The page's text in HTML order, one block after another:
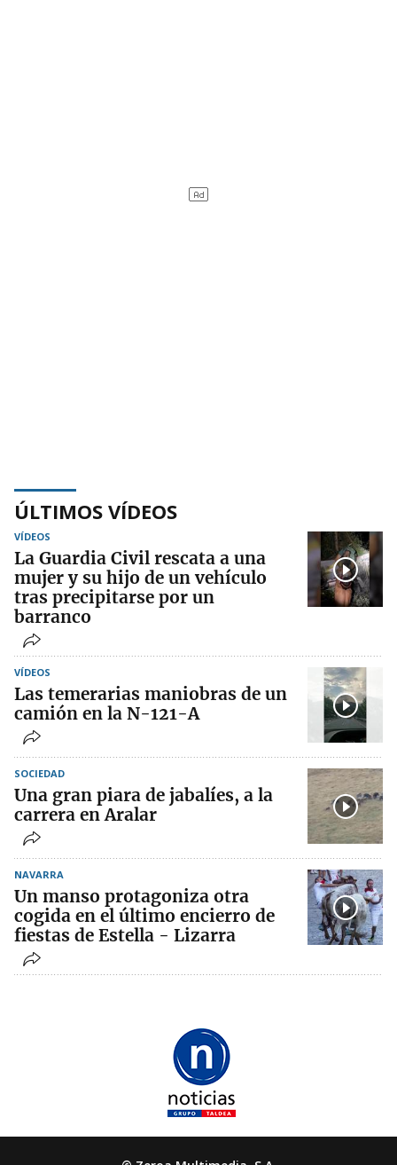
ÚLTIMOS VÍDEOS
VÍDEOS
La Guardia Civil rescata a una
mujer y su hijo de un vehículo
tras precipitarse por un
barranco
VÍDEOS
Las temerarias maniobras de un
camión en la N-121-A
SOCIEDAD
Una gran piara de jabalíes, a la
carrera en Aralar
NAVARRA
Un manso protagoniza otra
cogida en el último encierro de
fiestas de Estella - Lizarra